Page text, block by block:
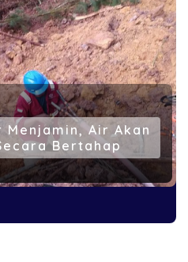
Menjamin, Air Akan
Bertahap